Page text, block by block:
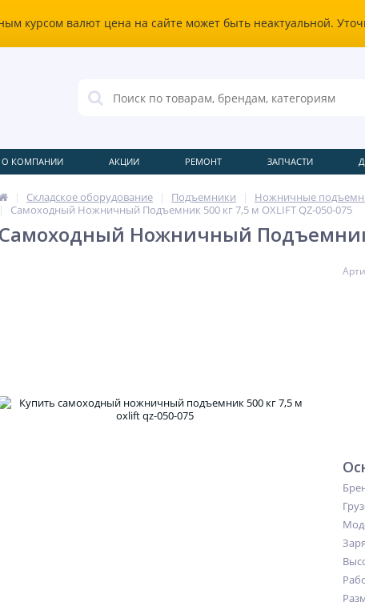
курсом валют цена на сайте может быть неактуальной.
О КОМПАНИИ АКЦИИ РЕМОНТ ЗАПЧАСТИ
Складское оборудование Подъемники
Ножничные
Самоходный Ножничный Подъемник 500 кг 7,5 м OXLIFT QZ-050-075
Самоходный Ножничный Подъемник